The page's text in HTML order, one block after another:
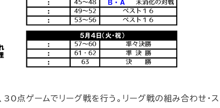
点ゲームでリーグ戦を行う。リーグ戦の組み合わせ・ス